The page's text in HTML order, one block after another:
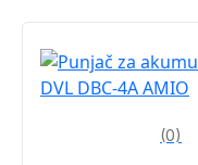
(0)